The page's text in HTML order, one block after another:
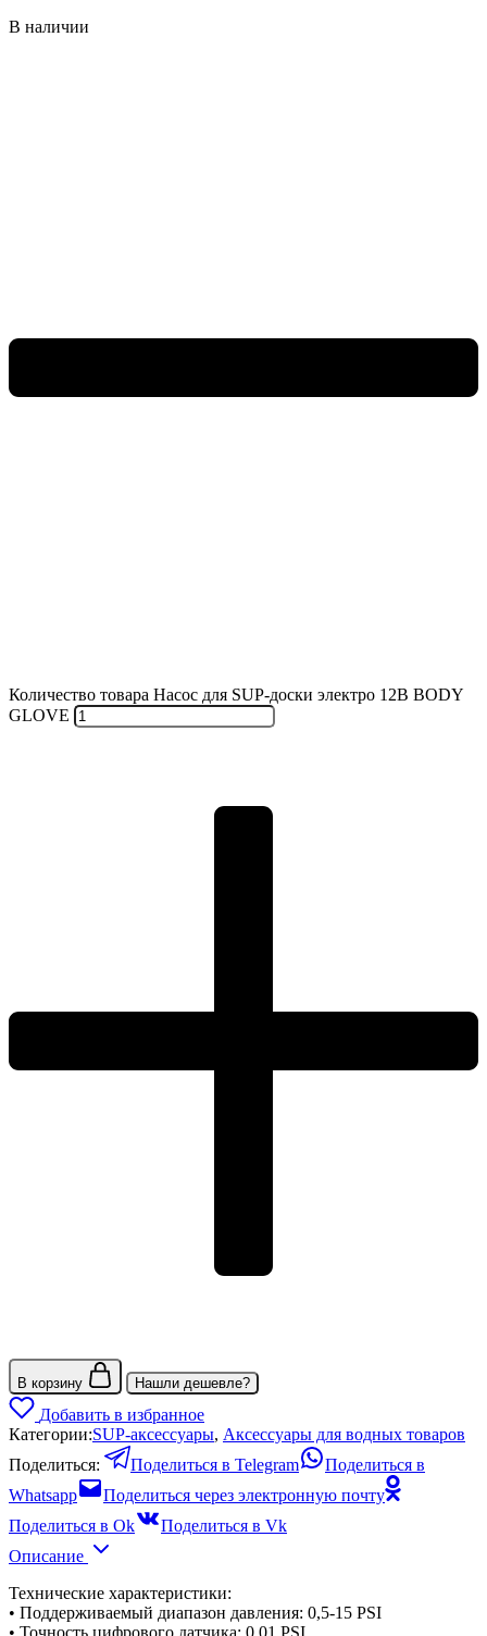
В наличии
Количество товара Насос для SUP-доски электро 12В BODY
GLOVE
В корзину Нашли дешевле?
Добавить в избранное
Категории:SUP-аксессуары, Аксессуары для водных товаров
Поделиться:
Поделиться в Telegram
Поделиться в
Whatsapp
Поделиться через электронную почту
Поделиться в Ok
Поделиться в Vk
Описание
Технические характеристики:
• Поддерживаемый диапазон давления: 0,5-15 PSI
• Точность цифрового датчика: 0,01 PSI